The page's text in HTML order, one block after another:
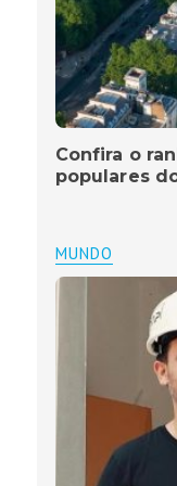
Confira o
populares
MUNDO